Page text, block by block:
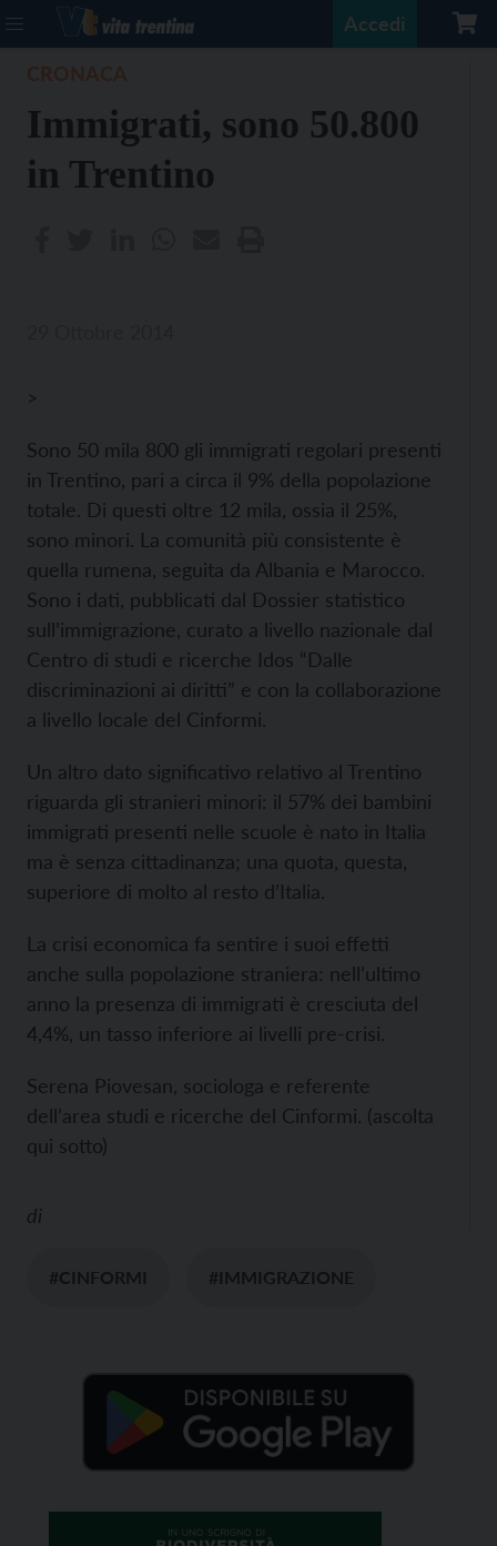
Accedi
Immigrati, sono 50.800
in Trentino
>
Sono 50 mila 800 gli immigrati regolari presenti
in Trentino, pari a circa il 9% della popolazione
totale. Di questi oltre 12 mila, ossia il 25%,
sono minori. La comunità più consistente è
quella rumena, seguita da Albania e Marocco.
Sono i dati, pubblicati dal Dossier statistico
sull’immigrazione, curato a livello nazionale dal
Centro di studi e ricerche Idos “Dalle
discriminazioni ai diritti” e con la collaborazione
a livello locale del Cinformi.
Un altro dato significativo relativo al Trentino
riguarda gli stranieri minori: il 57% dei bambini
immigrati presenti nelle scuole è nato in Italia
ma è senza cittadinanza; una quota, questa,
superiore di molto al resto d’Italia.
La crisi economica fa sentire i suoi effetti
anche sulla popolazione straniera: nell’ultimo
anno la presenza di immigrati è cresciuta del
4,4%, un tasso inferiore ai livelli pre-crisi.
Serena Piovesan, sociologa e referente
dell’area studi e ricerche del Cinformi. (ascolta
qui sotto)
di
#CINFORMI #IMMIGRAZIONE